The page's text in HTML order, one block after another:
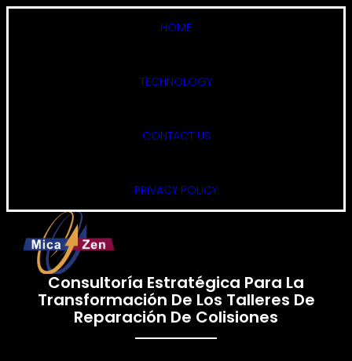
HOME
TECHNOLOGY
CONTACT US
PRIVACY POLICY
Consultoría Estratégica Para La
Transformación De Los Talleres De
Reparación De Colisiones